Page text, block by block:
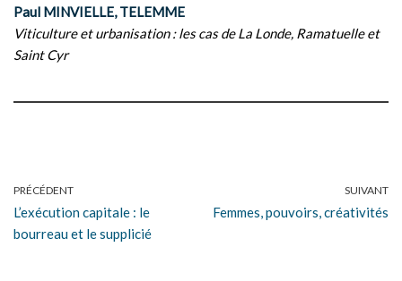
Paul MINVIELLE, TELEMME
Viticulture et urbanisation : les cas de La Londe, Ramatuelle et
Saint Cyr
PRÉCÉDENT
L’exécution capitale : le
bourreau et le supplicié
SUIVANT
Femmes, pouvoirs, créativités